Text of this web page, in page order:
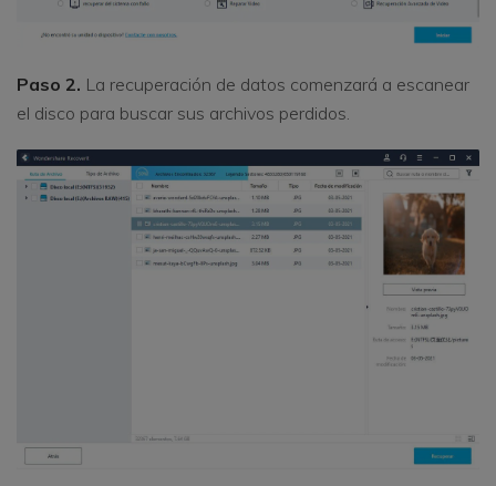
Paso 2. La recuperación de datos comenzará a escanear
el disco para buscar sus archivos perdidos.